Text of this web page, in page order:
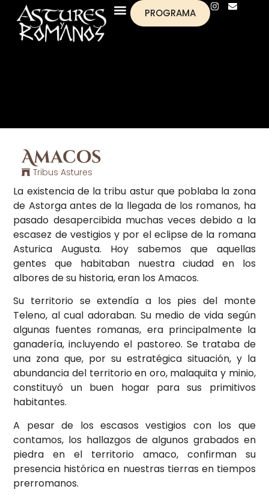
PROGRAMA
Amacos
Tribus Astures
La existencia de la tribu astur que poblaba la zona
de Astorga antes de la llegada de los romanos, ha
pasado desapercibida muchas veces debido a la
escasez de vestigios y por el eclipse de la romana
Asturica Augusta. Hoy sabemos que aquellas
gentes que habitaban nuestra ciudad en los
albores de su historia, eran los Amacos.
Su territorio se extendía a los pies del monte
Teleno, al cual adoraban. Su medio de vida según
algunas fuentes romanas, era principalmente la
ganadería, incluyendo el pastoreo. Se trataba de
una zona que, por su estratégica situación, y la
abundancia del territorio en oro, malaquita y minio,
constituyó un buen hogar para sus primitivos
habitantes.
A pesar de los escasos vestigios con los que
contamos, los hallazgos de algunos grabados en
piedra en el territorio amaco, confirman su
presencia histórica en nuestras tierras en tiempos
prerromanos.